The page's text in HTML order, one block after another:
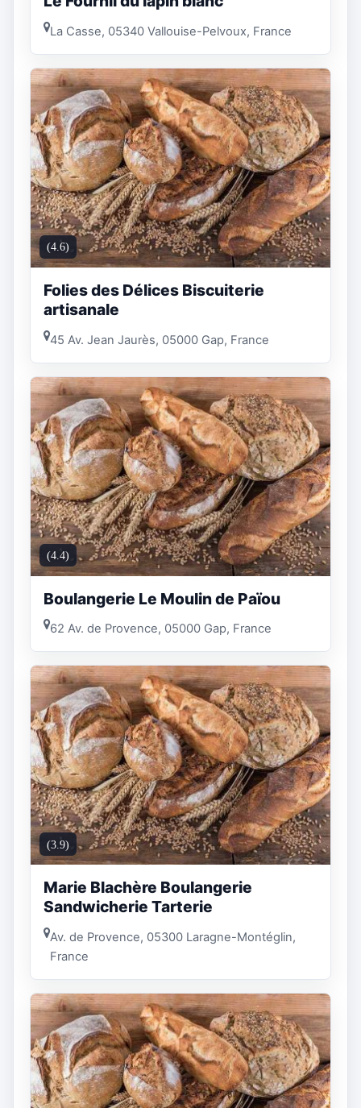
La Casse, 05340 Vallouise-Pelvoux, France
(4.6)
Folies des Délices Biscuiterie
artisanale
45 Av. Jean Jaurès, 05000 Gap, France
(4.4)
Boulangerie Le Moulin de Païou
62 Av. de Provence, 05000 Gap, France
(3.9)
Marie Blachère Boulangerie
Sandwicherie Tarterie
Av. de Provence, 05300 Laragne-Montéglin,
France